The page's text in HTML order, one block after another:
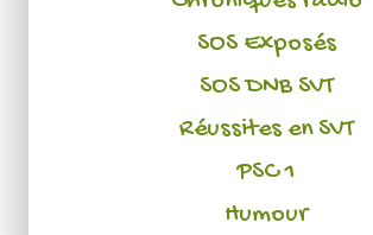
SOS Exposés
SOS DNB SVT
Réussites en SVT
PSC 1
Humour